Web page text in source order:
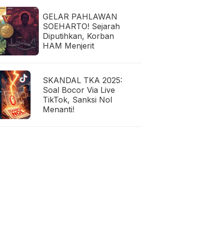
GELAR PAHLAWAN
SOEHARTO! Sejarah
Diputihkan, Korban
HAM Menjerit
SKANDAL TKA 2025:
Soal Bocor Via Live
TikTok, Sanksi Nol
Menanti!